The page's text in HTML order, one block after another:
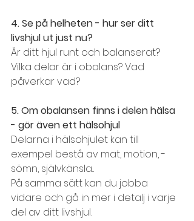
4. Se på helheten - hur ser ditt
livshjul ut just nu?
Är ditt hjul runt och balanserat?
Vilka delar är i obalans? Vad
påverkar vad?
5. Om obalansen finns i delen hälsa
- gör även ett hälsohjul
Delarna i hälsohjulet kan till
exempel bestå av mat, motion, ­
sömn, själv­känsla...
På samma sätt kan du jobba
vidare och gå in mer i detalj i varje
del av ditt livshjul.